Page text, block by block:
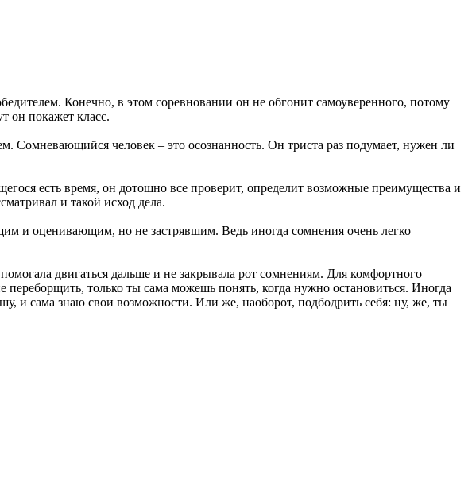
Конечно, в этом соревновании он не обгонит самоуверенного, потому
он покажет класс.
человек – это осознанность. Он триста раз подумает, нужен ли
есть время, он дотошно все проверит, определит возможные преимущества и
и такой исход дела.
и оценивающим, но не застрявшим. Ведь иногда сомнения очень легко
двигаться дальше и не закрывала рот сомнениям. Для комфортного
только ты сама можешь понять, когда нужно остановиться. Иногда
и сама знаю свои возможности. Или же, наоборот, подбодрить себя: ну, же, ты